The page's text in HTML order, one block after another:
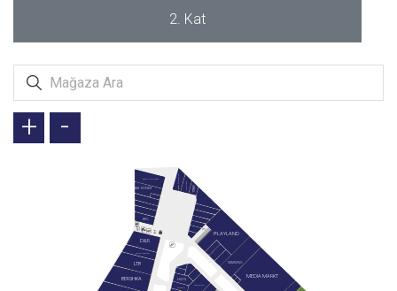
2. Kat
BAY DÖNER
BERSHKA
D&R
GREEN SALADS
HAYS
İKBAL
LEGO STORE
LTB
MEDIA MARKT
KFC
SAMSUNG
SIEMENS
SUWEN
TAVUK DÜNYASI
PLAYLAND
+ -